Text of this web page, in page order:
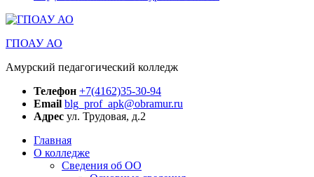
ГПОАУ АО
Амурский педагогический колледж
Телефон +7(4162)35-30-94
Email blg_prof_apk@obramur.ru
Адрес ул. Трудовая, д.2
Главная
О колледже
Сведения об ОО